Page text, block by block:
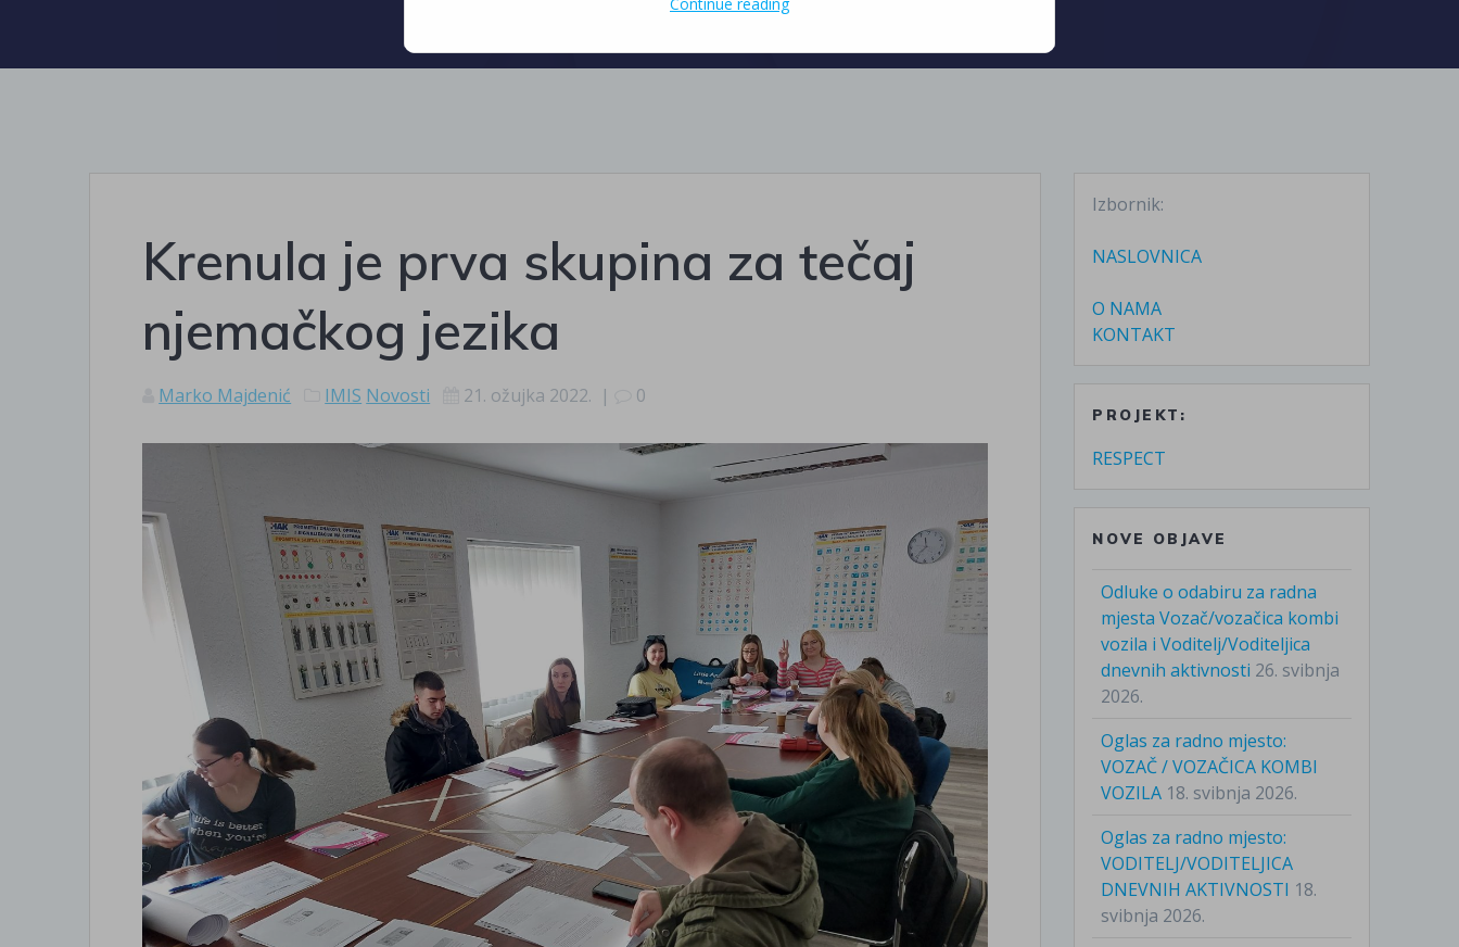
Krenula je prva skupina za tečaj
njemačkog jezika
Marko Majdenić IMIS Novosti 21. ožujka 2022. | 0
Izbornik:
NASLOVNICA
O NAMA
KONTAKT
PROJEKT:
RESPECT
NOVE OBJAVE
Odluke o odabiru za radna
mjesta Vozač/vozačica kombi
vozila i Voditelj/Voditeljica
dnevnih aktivnosti 26. svibnja
2026.
Oglas za radno mjesto:
VOZAČ / VOZAČICA KOMBI
VOZILA 18. svibnja 2026.
Oglas za radno mjesto:
VODITELJ/VODITELJICA
DNEVNIH AKTIVNOSTI 18.
svibnja 2026.